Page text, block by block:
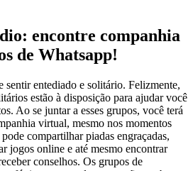
encontre companhia
de Whatsapp!
sentir entediado e solitário. Felizmente,
estão à disposição para ajudar você
Ao se juntar a esses grupos, você terá
virtual, mesmo nos momentos
compartilhar piadas engraçadas,
jogos online e até mesmo encontrar
conselhos. Os grupos de